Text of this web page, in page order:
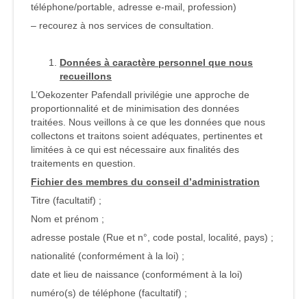
téléphone/portable, adresse e-mail, profession)
– recourez à nos services de consultation.
Données à caractère personnel que nous
recueillons
L’Oekozenter Pafendall privilégie une approche de
proportionnalité et de minimisation des données
traitées. Nous veillons à ce que les données que nous
collectons et traitons soient adéquates, pertinentes et
limitées à ce qui est nécessaire aux finalités des
traitements en question.
Fichier des membres du conseil d’administration
Titre (facultatif) ;
Nom et prénom ;
adresse postale (Rue et n°, code postal, localité, pays) ;
nationalité (conformément à la loi) ;
date et lieu de naissance (conformément à la loi)
numéro(s) de téléphone (facultatif) ;